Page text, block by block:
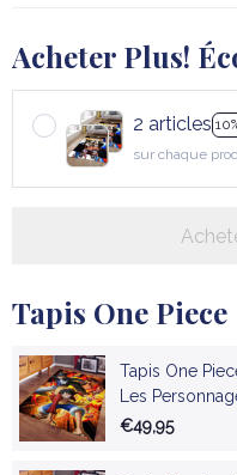
Acheter Plus!
2 articles
sur chaque
Tapis One Piece
Tapis One
Les
Chambre
€49,95